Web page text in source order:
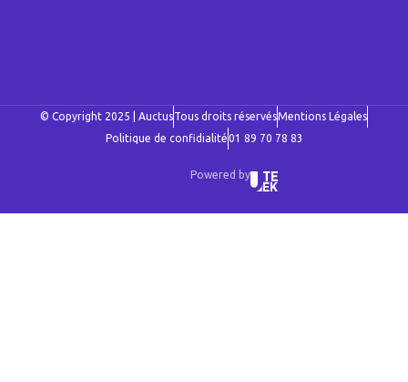
© Copyright 2025 | AuctusTous droits réservésMentions Légales
Politique de confidialité01 89 70 78 83
Powered by